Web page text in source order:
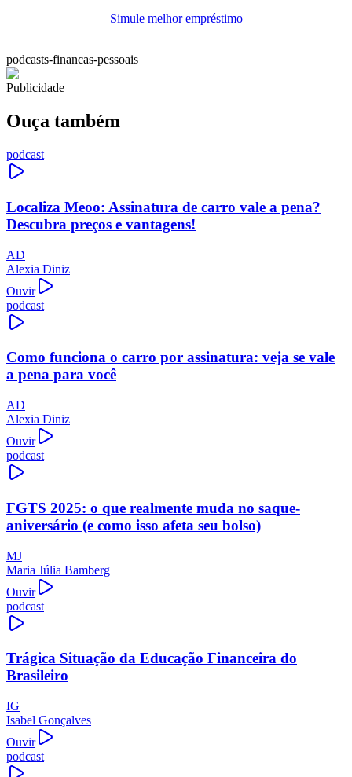
Simule melhor empréstimo
podcasts-financas-pessoais
Publicidade
Ouça também
podcast
Localiza Meoo: Assinatura de carro vale a pena?
Descubra preços e vantagens!
AD
Alexia Diniz
Ouvir
podcast
Como funciona o carro por assinatura: veja se vale
a pena para você
AD
Alexia Diniz
Ouvir
podcast
FGTS 2025: o que realmente muda no saque-
aniversário (e como isso afeta seu bolso)
MJ
Maria Júlia Bamberg
Ouvir
podcast
Trágica Situação da Educação Financeira do
Brasileiro
IG
Isabel Gonçalves
Ouvir
podcast